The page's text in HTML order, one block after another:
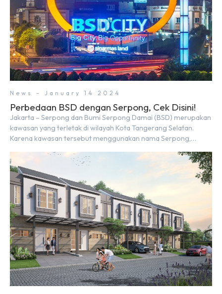
News - January 14 2024
Perbedaan BSD dengan Serpong, Cek Disini!
Jakarta – Serpong dan Bumi Serpong Damai (BSD) merupakan
kawasan yang terletak di wilayah Kota Tangerang Selatan.
Karena kawasan tersebut menggunakan nama Serpong,
merupakan tempat yang sama. Padahal anggapan tersebut
kurang tepat. Sebab Serpong dan BSD merupakan dua
kawasan yang berbeda. Berikut penjelasannya. Baca Juga: […]